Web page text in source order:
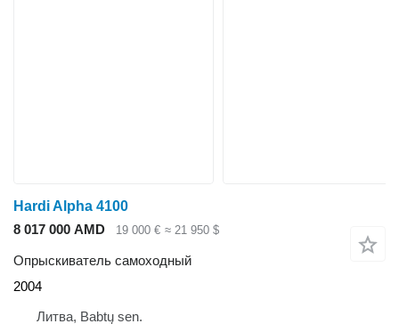
Hardi Alpha 4100
8 017 000 AMD
19 000 € ≈ 21 950 $
Опрыскиватель самоходный
2004
Литва, Babtų sen.